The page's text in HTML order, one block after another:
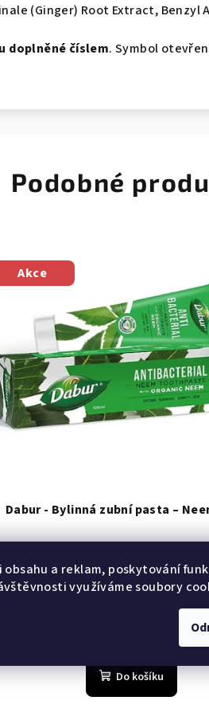
obsahu a reklam, poskytování
využíváme soubory
(Ginger) Root Extract, Benzyl
doplněné číslem. Symbol
Podobné
Akce
Dabur - Bylinná zubní pasta –
99 Kč (–10 %)
Měrná
0,89 Kč / 1 ml
Do košíku